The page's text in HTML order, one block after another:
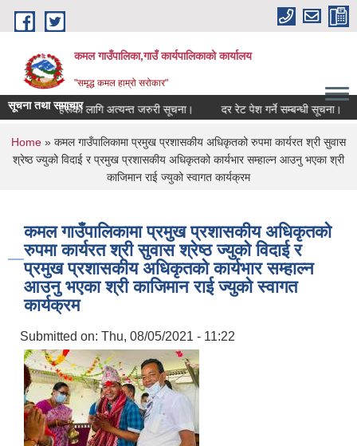
Skip to main content
कमल गाउँपालिका,गाउँ कार्यपालिकाको कार्यालय
"समृद्ध कमल हाम्रो सरोकार"
सूचना तथा समाचार
कृषकहरूका लागि अत्यन्त जरुरी सूचना। दर रेट पेश गर्ने सम्बन्धी सूचना।
You are here
Home » कमल गाउँपालिकामा प्रमुख प्रशासकीय अधिकृतको रुपमा कार्यरत श्री सुवास
श्रेष्ठ ज्युको विदाई र प्रमुख प्रशासकीय अधिकृतको कार्यभार सम्हाल्न आउनु भएका श्री
काजिमान राई ज्युको स्वागत कार्यक्रम
कमल गाउँपालिकामा प्रमुख प्रशासकीय अधिकृतको
रुपमा कार्यरत श्री सुवास श्रेष्ठ ज्युको विदाई र
प्रमुख प्रशासकीय अधिकृतको कार्यभार सम्हाल्न
आउनु भएका श्री काजिमान राई ज्युको स्वागत
कार्यक्रम
Submitted on: Thu, 08/05/2021 - 11:22